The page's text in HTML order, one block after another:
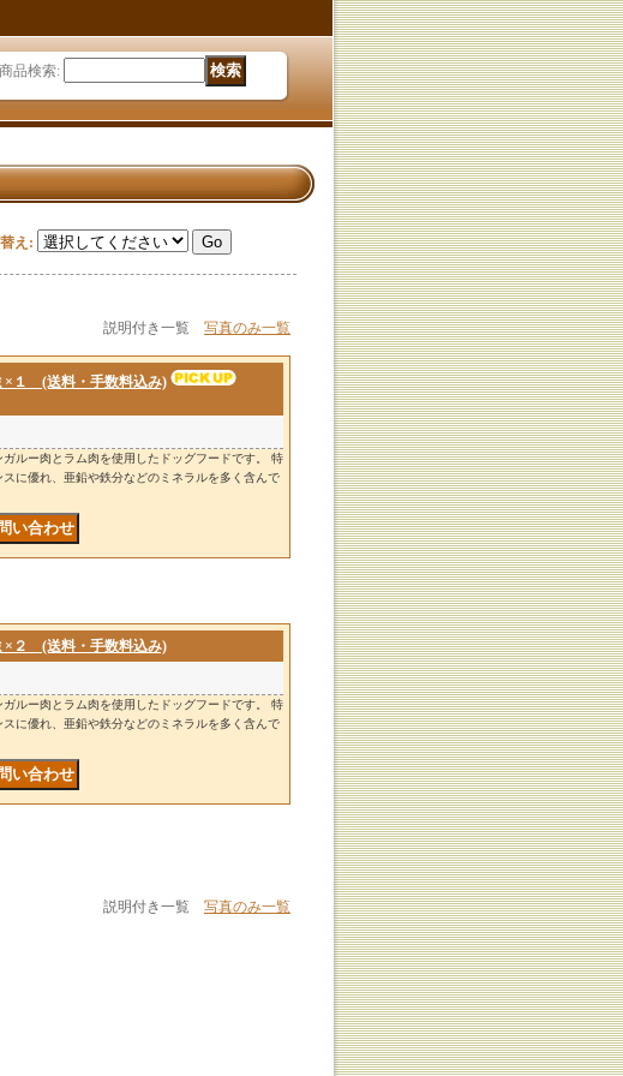
商品検索:
え :
説明付き一覧 写真のみ一覧
×１ (送料・手数料込み)
ルー肉とラム肉を使用したドッグフードです。 特
に優れ、亜鉛や鉄分などのミネラルを多く含んで
×２ (送料・手数料込み)
ルー肉とラム肉を使用したドッグフードです。 特
に優れ、亜鉛や鉄分などのミネラルを多く含んで
説明付き一覧 写真のみ一覧